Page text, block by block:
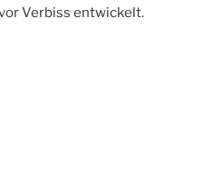
Verbiss entwickelt.